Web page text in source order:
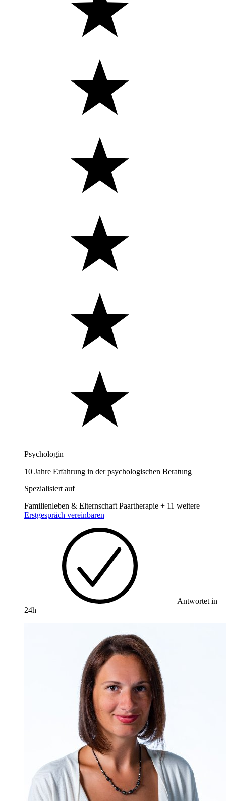
Psychologin
10 Jahre Erfahrung in der psychologischen Beratung
Spezialisiert auf
Familienleben & Elternschaft Paartherapie + 11 weitere
Erstgespräch vereinbaren
Antwortet in
24h